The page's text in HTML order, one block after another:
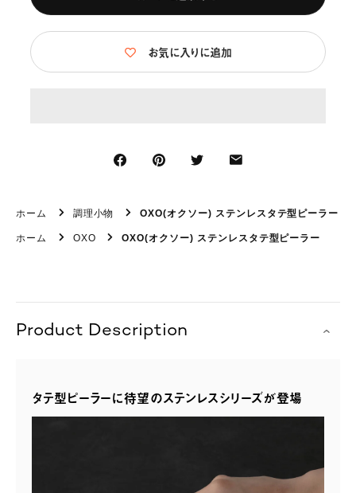
お気に入りに追加
ホーム 調理小物 OXO(オクソー) ステンレスタテ型ピーラー
ホーム OXO OXO(オクソー) ステンレスタテ型ピーラー
Product Description
タテ型ピーラーに待望のステンレスシリーズが登場